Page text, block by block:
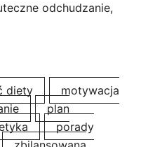
odchudzanie,
diety
motywacja
plan
porady